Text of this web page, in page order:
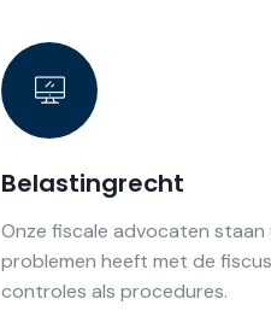
Belastingrecht
Onze fiscale advocaten staan
problemen heeft met de
controles als procedures.